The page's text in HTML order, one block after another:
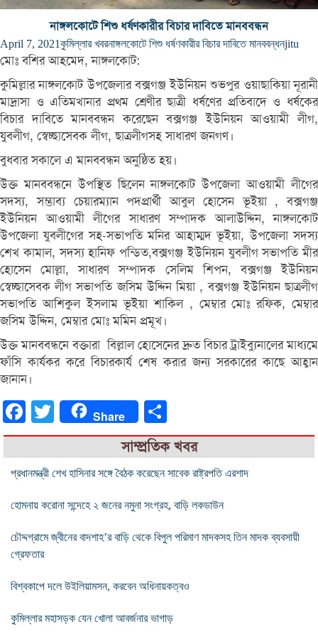
নাঙ্গলকোটে শিশু ধর্ষণকারীর বিচার দাবিতে মানববন্ধন
April 7, 2021কুমিল্লার খবরনাঙ্গলকোটে শিশু ধর্ষণকারীর বিচার দাবিতে মানববন্ধনjitu
মোঃ বশির আহমেদ, নাঙ্গলকোট:
কুমিল্লার নাঙ্গলকোট উপজেলার বক্সগঞ্জ ইউনিয়ন শুভপুর ওয়াছাকিয়া নূরানী
মাদ্রাসা ও এতিমখানার প্রথম শ্রেণীর ছাত্রী ধর্ষণের প্রতিবাদে ও ধর্ষকের
বিচার দাবিতে মানববন্ধন করেছেন বক্সগঞ্জ ইউনিয়ন আওয়ামী লীগ,
যুবলীগ, স্বেচ্ছাসেবক লীগ, ছাত্রলীগসহ সাধারণ জনগণ।
বুধবার সকালে এ মানববন্ধন অনুষ্ঠিত হয়।
উক্ত মানববন্ধনে উপস্থিত ছিলেন নাঙ্গলকোট উপজেলা আওয়ামী লীগের
সদস্য, সম্ভাব্য চেয়ারম্যান পদপ্রার্থী আবুল হোসেন ভূইয়া , বক্সগঞ্জ
ইউনিয়ন আওয়ামী লীগের সাধারণ সম্পাদক আলাউদ্দিন, নাঙ্গলকোট
উপজেলা যুবলীগের সহ-সভাপতি মনির আহাম্মদ ভূইয়া, উপজেলা সদস্য
শেখ কামাল, সদস্য হানিফ পন্ডিত,বক্সগঞ্জ ইউনিয়ন যুবলীগ সভাপতি মীর
হোসেন মোল্লা, সাধারণ সম্পাদক সেলিম শিপন, বক্সগঞ্জ ইউনিয়ন
স্বেচ্ছাসেবক লীগ সভাপতি জসিম উদ্দিন মিয়া , বক্সগঞ্জ ইউনিয়ন ছাত্রলীগ
সভাপতি আশিকুল ইসলাম ভূইয়া শাকিল , মেম্বার মোঃ রফিক, মেম্বার
জসিম উদ্দিন, মেম্বার মোঃ মমিন প্রমূখ।
উক্ত মানববন্ধনে বক্তারা বিল্লাল হোসেনের দ্রুত বিচার ট্রাইব্যুনালের মাধ্যমে
ফাঁসি কার্যকর করে বিচারকার্য শেষ করার জন্য সরকারের কাছে আহ্বান
জানান।
FacebookTwitter Share
সাম্প্রতিক খবর
প্রধানমন্ত্রী শেখ হাসিনার সঙ্গে বৈঠক করেছেন সাবেক রাষ্ট্রপতি এরশাদ
হোমনায় করোনা সন্দেহে ২ জনের নমুনা সংগ্রহ, বাড়ি লকডাউন
চৌদ্দগ্রামে জ্বীনের বাদশাহ’র বাড়ি থেকে বিপুল পরিমাণ মাদকসহ তিন মাদক ব্যবসায়ী
গ্রেফতার
বিশ্বকাপে দলে উইলিয়ামসন, করবেন অধিনায়কত্বও
কুমিল্লার মহাসড়ক যেন খোলা আবর্জনার ভাগাড়